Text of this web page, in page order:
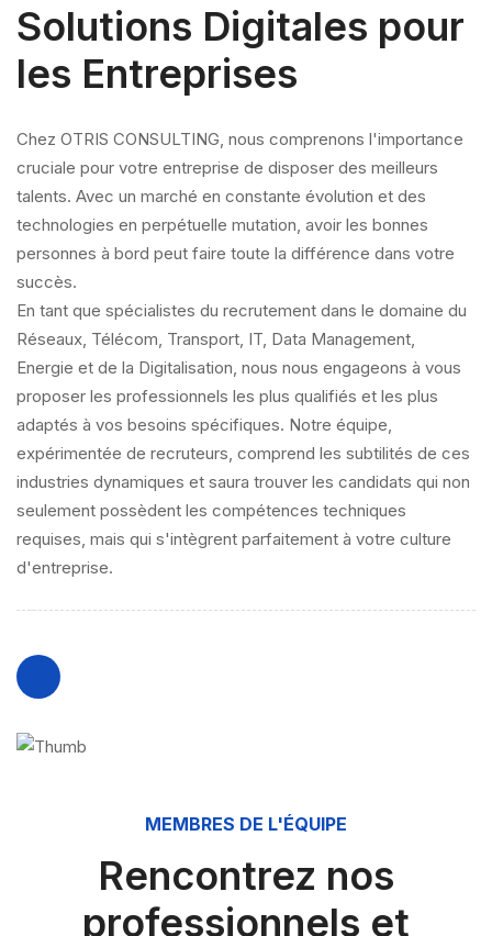
Solutions Digitales pour
les Entreprises
Chez OTRIS CONSULTING, nous comprenons l'importance
cruciale pour votre entreprise de disposer des meilleurs
talents. Avec un marché en constante évolution et des
technologies en perpétuelle mutation, avoir les bonnes
personnes à bord peut faire toute la différence dans votre
succès.
En tant que spécialistes du recrutement dans le domaine du
Réseaux, Télécom, Transport, IT, Data Management,
Energie et de la Digitalisation, nous nous engageons à vous
proposer les professionnels les plus qualifiés et les plus
adaptés à vos besoins spécifiques. Notre équipe,
expérimentée de recruteurs, comprend les subtilités de ces
industries dynamiques et saura trouver les candidats qui non
seulement possèdent les compétences techniques
requises, mais qui s'intègrent parfaitement à votre culture
d'entreprise.
MEMBRES DE L'ÉQUIPE
Rencontrez nos
professionnels et